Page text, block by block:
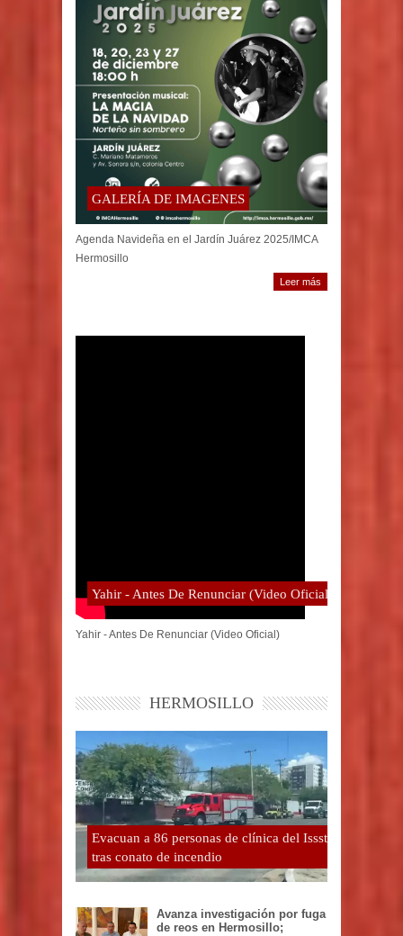
GALERÍA DE IMAGENES
Agenda Navideña en el Jardín Juárez 2025/IMCA
Hermosillo
Leer más
Yahir - Antes De Renunciar (Video Oficial)
Yahir - Antes De Renunciar (Video Oficial)
HERMOSILLO
Evacuan a 86 personas de clínica del Issste
tras conato de incendio
Avanza investigación por fuga
de reos en Hermosillo;